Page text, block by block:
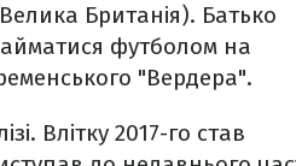
Британія). Батько
футболом на
"Вердера".
Влітку 2017-го став